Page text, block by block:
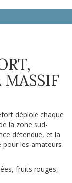
MASSIF
déploie chaque
la zone sud-
détendue, et la
pour les amateurs
fruits rouges,